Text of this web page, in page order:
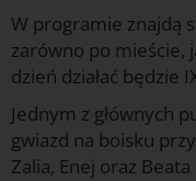
W programie znajdą
zarówno po mieście,
dzień działać będzie
Jednym z głównych
gwiazd na boisku
Zalia, Enej oraz